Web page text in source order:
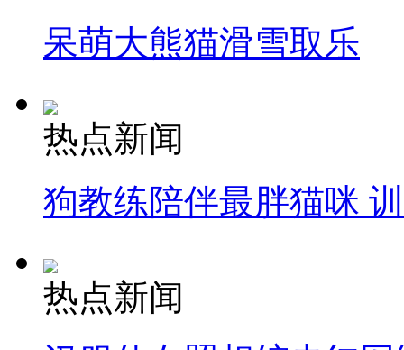
呆萌大熊猫滑雪取乐
热点新闻
狗教练陪伴最胖猫咪
热点新闻